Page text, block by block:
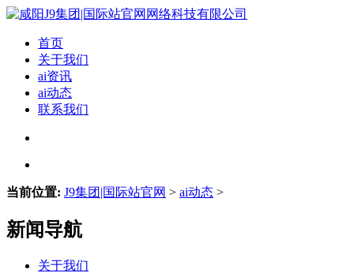
首页
关于我们
ai资讯
ai动态
联系我们
当前位置: J9集团|国际站官网 > ai动态 >
新闻导航
关于我们